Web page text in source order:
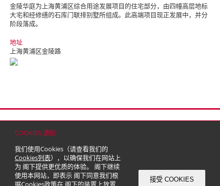
COOKIES 通知
我们使用Cookies（请查看我们的
Cookies列表），以确保我们在网站上
为 阁下提供更优质的体验。 阁下继续
使用本网站，即表示 阁下同意我们根
据Cookies政策在 阁下的装置上放置
接受 COOKIES
金陵华庭为上海黄浦区综合用途发展项目的住宅部分，由四幢高层地标
大宅和经修缮的石库门联排别墅所组成。此高端项目现正发展中，并分
阶段落成。
地址
上海黄浦区金陵路
© 2026 嘉里建设有限公司 (于百慕达注册成立之有限公司)